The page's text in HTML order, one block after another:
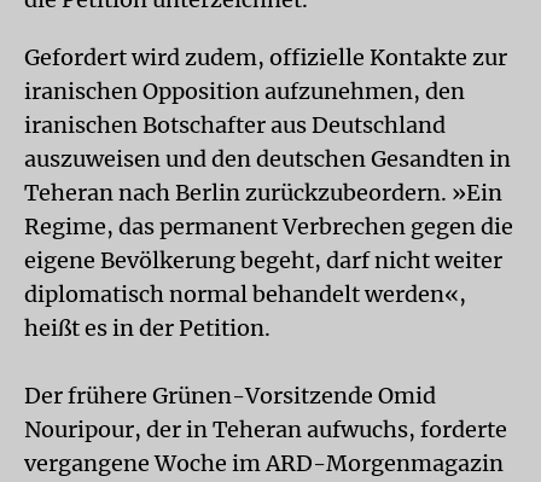
Gefordert wird zudem, offizielle Kontakte zur
iranischen Opposition aufzunehmen, den
iranischen Botschafter aus Deutschland
auszuweisen und den deutschen Gesandten in
Teheran nach Berlin zurückzubeordern. »Ein
Regime, das permanent Verbrechen gegen die
eigene Bevölkerung begeht, darf nicht weiter
diplomatisch normal behandelt werden«,
heißt es in der Petition.
Der frühere Grünen-Vorsitzende Omid
Nouripour, der in Teheran aufwuchs, forderte
vergangene Woche im ARD-Morgenmagazin